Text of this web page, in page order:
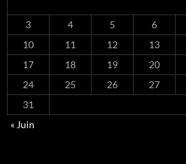
3
4 5 6
10
11 12 13
17
18 19 20
24
25 26 27
31
« Juin